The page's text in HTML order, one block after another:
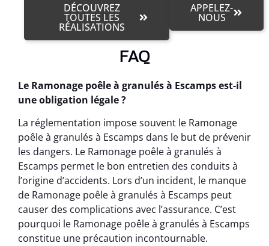
DÉCOUVREZ
TOUTES LES
RÉALISATIONS
APPELEZ-
NOUS
FAQ
Le Ramonage poêle à granulés à Escamps est-il
une obligation légale ?
La réglementation impose souvent le Ramonage
poêle à granulés à Escamps dans le but de prévenir
les dangers. Le Ramonage poêle à granulés à
Escamps permet le bon entretien des conduits à
l’origine d’accidents. Lors d’un incident, le manque
de Ramonage poêle à granulés à Escamps peut
causer des complications avec l’assurance. C’est
pourquoi le Ramonage poêle à granulés à Escamps
constitue une précaution incontournable.